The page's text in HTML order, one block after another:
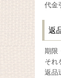
代金
返
期限
それ
返品